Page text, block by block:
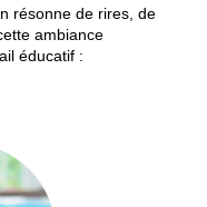
résonne de rires, de
ambiance
éducatif :
Pour illustrer cette